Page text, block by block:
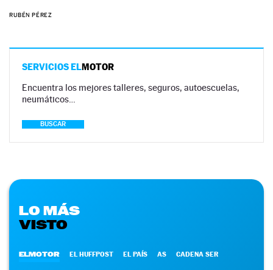
RUBÉN PÉREZ
SERVICIOS ELMOTOR
Encuentra los mejores talleres, seguros, autoescuelas,
neumáticos…
BUSCAR
LO MÁS
VISTO
ELMOTOR EL HUFFPOST EL PAÍS AS CADENA SER